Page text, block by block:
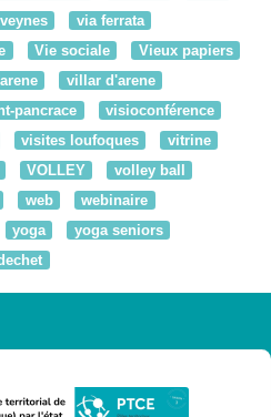
veynes
via ferrata
Vie sociale
Vieux papiers
villar d'arene
pancrace
visioconférence
visites loufoques
vitrine
VOLLEY
volley ball
web
webinaire
yoga
yoga seniors